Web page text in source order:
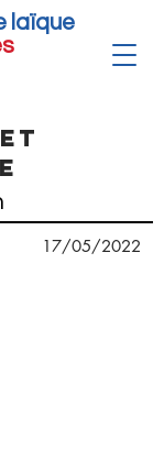
laïque
s
17/05/2022